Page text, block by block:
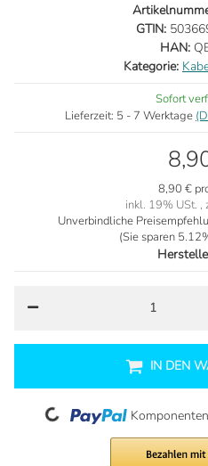
GTIN:
HAN:
Kategorie:
Sofort
Lieferzeit: 5 - 7 Werktage
8,90 €
inkl. 19% USt. ,
Unverbindliche
(Sie sparen
IN DEN
Loading...